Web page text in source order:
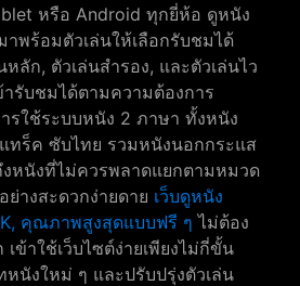
หรือ Android ทุกยี่ห้อ ดูหนัง
พร้อมตัวเล่นให้เลือกรับชมได้
ลัก, ตัวเล่นสำรอง, และตัวเล่นไว
ารับชมได้ตามความต้องการ
รใช้ระบบหนัง 2 ภาษา ทั้งหนัง
ทร็ค ซับไทย รวมหนังนอกกระแส
หนังที่ไม่ควรพลาดแยกตามหมวด
างสะดวกง่ายดาย เว็บดูหนัง
คุณภาพสูงสุดแบบฟรี ๆ ไม่ต้อง
ข้าใช้เว็บไซต์ง่ายเพียงไม่กี่ขั้น
นังใหม่ ๆ และปรับปรุ่งตัวเล่น